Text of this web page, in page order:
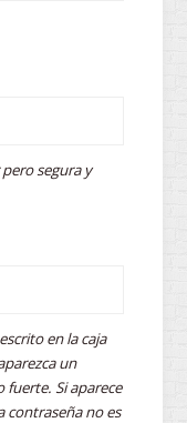
segura y
en la caja
un
fuerte. Si aparece
contraseña no es